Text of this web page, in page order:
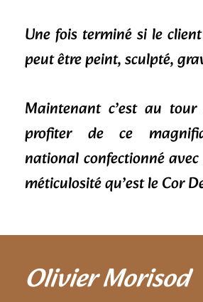
Une fois terminé si le
peut être peint, sculpté,
Maintenant c’est au
profiter de ce
national confectionné
méticulosité qu’est le Cor
Olivier Morisod